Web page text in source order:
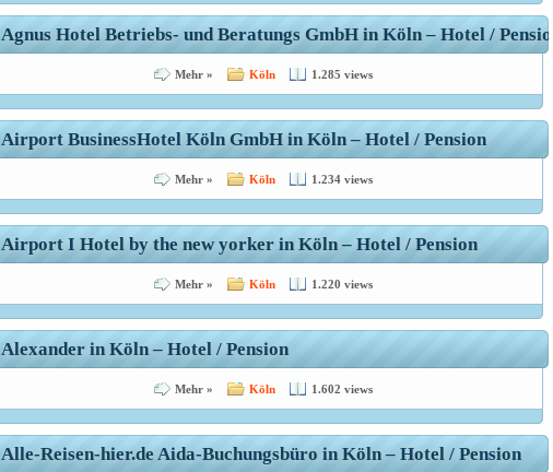
Agnus Hotel Betriebs- und Beratungs GmbH in Köln – Hotel / Pension
Mehr » Köln 1.285 views
Airport BusinessHotel Köln GmbH in Köln – Hotel / Pension
Mehr » Köln 1.234 views
Airport I Hotel by the new yorker in Köln – Hotel / Pension
Mehr » Köln 1.220 views
Alexander in Köln – Hotel / Pension
Mehr » Köln 1.602 views
Alle-Reisen-hier.de Aida-Buchungsbüro in Köln – Hotel / Pension